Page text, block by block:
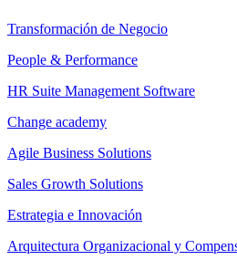
Transformación de Negocio
People & Performance
HR Suite Management Software
Change academy
Agile Business Solutions
Sales Growth Solutions
Estrategia e Innovación
Arquitectura Organizacional y